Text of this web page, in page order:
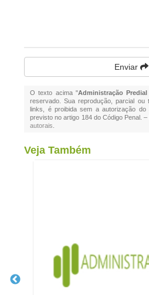
Enviar
O texto acima "Administração
reservado. Sua reprodução, parcial ou
links, é proibida sem a autorização
previsto no artigo 184 do Código Penal. –
autorais
Veja Também